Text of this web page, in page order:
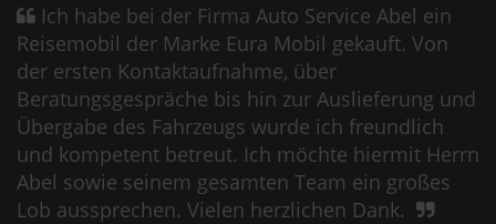
Ich habe bei der Firma Auto Service Abel ein
Reisemobil der Marke Eura Mobil gekauft. Von
der ersten Kontaktaufnahme, über
Beratungsgespräche bis hin zur Auslieferung und
Übergabe des Fahrzeugs wurde ich freundlich
und kompetent betreut. Ich möchte hiermit Herrn
Abel sowie seinem gesamten Team ein großes
Lob aussprechen. Vielen herzlichen Dank.